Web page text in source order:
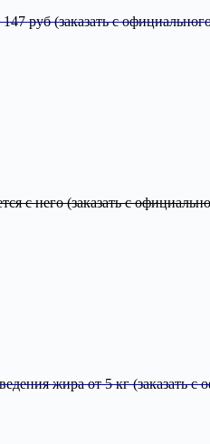
руб (заказать с
с него(заказать с
жира от 5 кг (заказать с